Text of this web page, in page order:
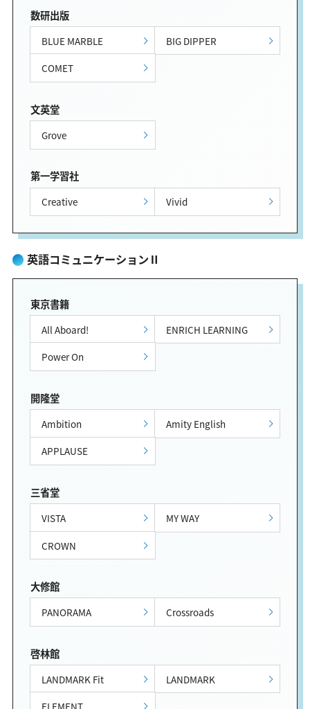
数研出版
BLUE MARBLE
BIG DIPPER
COMET
文英堂
Grove
第一学習社
Creative Vivid
英語コミュニケーションⅡ
東京書籍
All Aboard!
ENRICH LEARNING
Power On
開隆堂
Ambition
Amity English
APPLAUSE
三省堂
VISTA
MY WAY
CROWN
大修館
PANORAMA Crossroads
啓林館
LANDMARK Fit
LANDMARK